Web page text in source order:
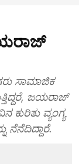
ಸಾಮಾಜಿಕ
ಜಯರಾಜ್
ವ್ಯಂಗ್ಯ
ನೆನೆದಿದ್ದಾರೆ.